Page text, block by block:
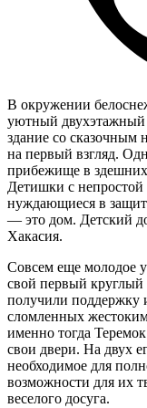
В окружении
уютный двухэтажный
здание со сказочным
на первый взгляд.
прибежище в здешних
Детишки с непростой
нуждающиеся в
— это дом. Детский
Хакасия.
Совсем еще молодое
свой первый круглый
получили поддержку
сломленных
именно тогда
свои двери. На двух
необходимое для
возможности для их
веселого досуга.